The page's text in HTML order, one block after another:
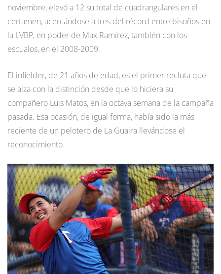
noviembre, elevó a 12 su total de cuadrangulares en el
certamen, acercándose a tres del récord entre bisoños en
la LVBP, en poder de Max Ramírez, también con los
escualos, en el 2008-2009.
El infielder, de 21 años de edad, es el primer recluta que
se alza con la distinción desde que lo hiciera su
compañero Luis Matos, en la octava semana de la campaña
pasada. Esa ocasión, de igual forma, había sido la más
reciente de un pelotero de La Guaira llevándose el
reconocimiento.